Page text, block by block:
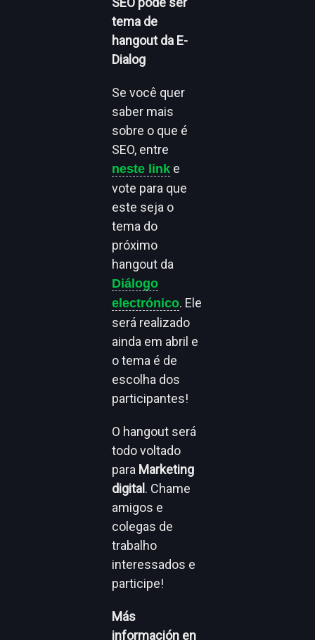
tema de
hangout da E-
Dialog
Se você quer
saber mais
sobre o que é
SEO, entre
neste link e
vote para que
este seja o
tema do
próximo
hangout da
Diálogo
electrónico. Ele
será realizado
ainda em abril e
o tema é de
escolha dos
participantes!
O hangout será
todo voltado
para Marketing
digital. Chame
amigos e
colegas de
trabalho
interessados e
participe!
Más
información en